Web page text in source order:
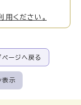
用ください。
ページへ戻る
表示